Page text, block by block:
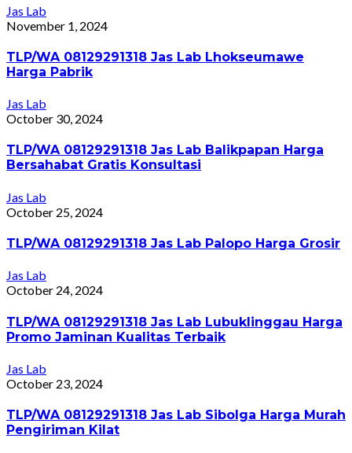
Jas Lab
November 1, 2024
TLP/WA 08129291318 Jas Lab Lhokseumawe
Harga Pabrik
Jas Lab
October 30, 2024
TLP/WA 08129291318 Jas Lab Balikpapan Harga
Bersahabat Gratis Konsultasi
Jas Lab
October 25, 2024
TLP/WA 08129291318 Jas Lab Palopo Harga Grosir
Jas Lab
October 24, 2024
TLP/WA 08129291318 Jas Lab Lubuklinggau Harga
Promo Jaminan Kualitas Terbaik
Jas Lab
October 23, 2024
TLP/WA 08129291318 Jas Lab Sibolga Harga Murah
Pengiriman Kilat